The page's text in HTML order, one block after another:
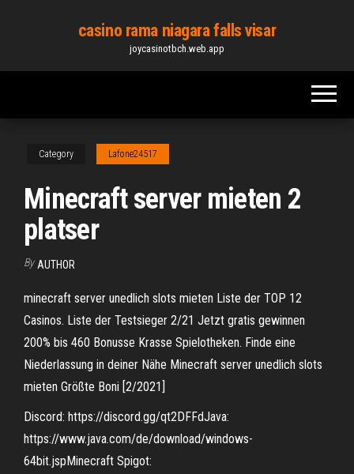
content
casino rama niagara falls visar
joycasinotbch.web.app
Category Lafone24517
Minecraft server mieten 2
platser
By AUTHOR
minecraft server unedlich slots mieten Liste der TOP 12
Casinos. Liste der Testsieger 2/21 Jetzt gratis gewinnen
200% bis 460 Bonusse Krasse Spielotheken. Finde eine
Niederlassung in deiner Nähe Minecraft server unedlich slots
mieten Größte Boni [2/2021]
Discord: https://discord.gg/qt2DFFdJava:
https://www.java.com/de/download/windows-
64bit.jspMinecraft Spigot: